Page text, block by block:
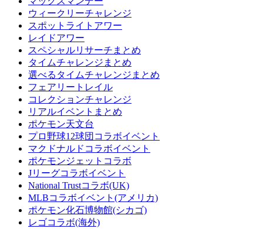
ウィークリーチャレンジ
スポットライトアワー
レイドアワー
スペシャルリサーチまとめ
タイムチャレンジまとめ
選べるタイムチャレンジまとめ
フェアリートレイル
コレクションチャレンジ
リアルイベントまとめ
ポケモン天文台
プロ野球12球団コラボイベント
マクドナルドコラボイベント
ポケモンジェットコラボ
Jリーグコラボイベント
National Trustコラボ(UK)
MLBコラボイベント(アメリカ)
ポケモン化石博物館(シカゴ)
レゴコラボ(海外)